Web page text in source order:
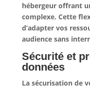
hébergeur offrant
complexe. Cette
d’adapter vos
audience sans
Sécurité et
données
La sécurisation de